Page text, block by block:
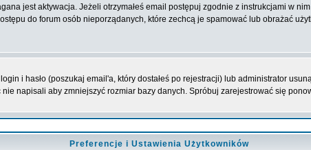
jest aktywacja. Jeżeli otrzymałeś email postępuj zgodnie z instrukcjami w
do forum osób nieporządanych, które zechcą je spamować lub obrażać
i hasło (poszukaj email'a, który dostałeś po rejestracji) lub administrator
napisali aby zmniejszyć rozmiar bazy danych. Spróbuj zarejestrować się
Preferencje i Ustawienia Użytkowników